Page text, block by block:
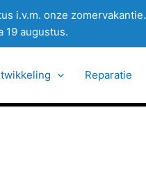
i.v.m. onze zomervakantie.
19 augustus.
Reparatie